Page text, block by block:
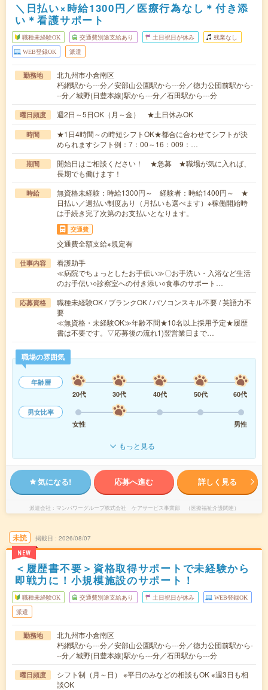
＼日払い×時給1300円／医療行為なし＊付き添
い＊看護サポート
職種未経験OK 交通費別途支給あり 土日祝日が休み 残業なし
WEB登録OK 派遣
勤務地
北九州市小倉南区
朽網駅から---分／安部山公園駅から---分／徳力公団前駅から-
--分／城野(日豊本線)駅から---分／石田駅から---分
曜日頻度 週2日～5日OK（月～金） ★土日休みOK
時間
★1日4時間～の時短シフトOK★都合に合わせてシフトが決
められますシフト例：7：00～16：009：…
期間
開始日はご相談ください！ ★急募 ★職場が気に入れば、
長期でも働けます！
時給
無資格未経験：時給1300円～ 経験者：時給1400円～ ★
日払い／週払い制度あり（月払いも選べます）※稼働開始時
は手続き完了次第のお支払いとなります。
交通費
交通費全額支給※規定有
仕事内容
看護助手
≪病院でちょっとしたお手伝い≫〇お手洗い・入浴など生活
のお手伝い○診察室への付き添い○食事のサポート…
応募資格
職種未経験OK / ブランクOK / パソコンスキル不要 / 英語力不
要
≪無資格・未経験OK≫年齢不問★10名以上採用予定★履歴
書は不要です。▽応募後の流れ1)翌営業日まで…
職場の雰囲気
年齢層
20代
30代 40代 50代
60代
男女比率
女性
男性
もっと見る
気になる! 応募へ進む 詳しく見る
派遣会社 マンパワーグループ株式会社 ケアサービス事業部 （医療福祉介護関連）
未読
NEW
掲載日 2026/08/07
＜履歴書不要＞資格取得サポートで未経験から
即戦力に！小規模施設のサポート！
職種未経験OK 交通費別途支給あり 土日祝日が休み WEB登録OK
派遣
勤務地
北九州市小倉南区
朽網駅から---分／安部山公園駅から---分／徳力公団前駅から-
--分／城野(日豊本線)駅から---分／石田駅から---分
曜日頻度
シフト制（月～日） ※平日のみなどの相談もOK ※週3日も相
談OK